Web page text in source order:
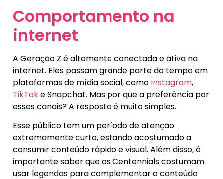
Comportamento na
internet
A Geração Z é altamente conectada e ativa na
internet. Eles passam grande parte do tempo em
plataformas de mídia social, como Instagram,
TikToke Snapchat. Mas por que a preferência por
esses canais? A resposta é muito simples.
Esse público tem um período de atenção
extremamente curto, estando acostumado a
consumir conteúdo rápido e visual. Além disso, é
importante saber que os Centennials costumam
usar legendas para complementar o conteúdo